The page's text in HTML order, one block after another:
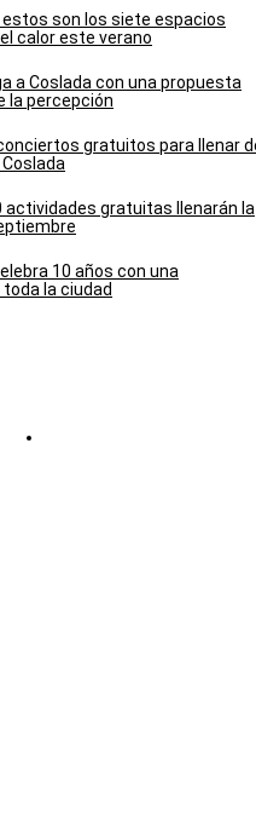
son los siete espacios
calor este verano
a Coslada con una propuesta
la percepción
gratuitos para llenar
actividades gratuitas llenarán la
10 años con una
la ciudad